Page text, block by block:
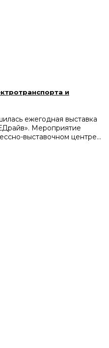
и
ежегодная выставка
Мероприятие
выставочном центре…